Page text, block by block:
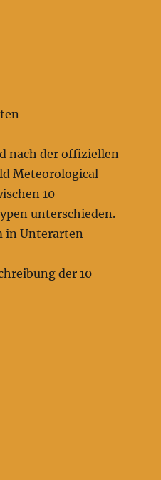
nach der offiziellen
Meteorological
10
unterschieden.
in Unterarten
der 10